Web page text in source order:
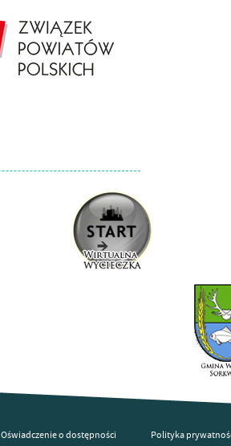
Oświadczenie o dostępności Polityka